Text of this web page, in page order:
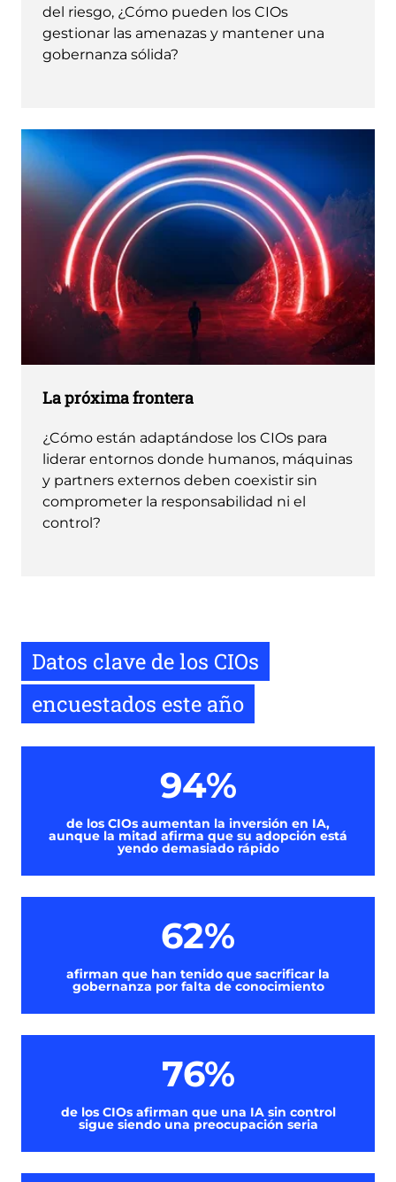
del riesgo, ¿Cómo pueden los CIOs
gestionar las amenazas y mantener una
gobernanza sólida?
La próxima frontera
¿Cómo están adaptándose los CIOs para
liderar entornos donde humanos, máquinas
y partners externos deben coexistir sin
comprometer la responsabilidad ni el
control?
Datos clave de los CIOs
encuestados este año
94%
de los CIOs aumentan la inversión en IA,
aunque la mitad afirma que su adopción está
yendo demasiado rápido
62%
afirman que han tenido que sacrificar la
gobernanza por falta de conocimiento
76%
de los CIOs afirman que una IA sin control
sigue siendo una preocupación seria